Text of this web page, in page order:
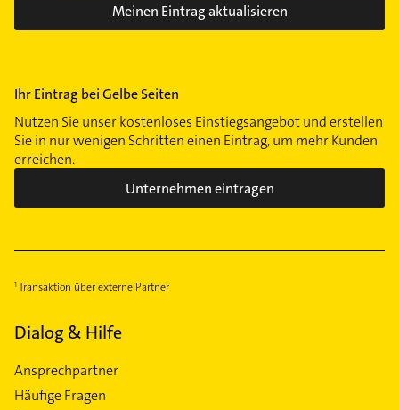
Meinen Eintrag aktualisieren
Ihr Eintrag bei Gelbe Seiten
Nutzen Sie unser kostenloses Einstiegsangebot und erstellen
Sie in nur wenigen Schritten einen Eintrag, um mehr Kunden
erreichen.
Unternehmen eintragen
Transaktion über externe Partner
Dialog & Hilfe
Ansprechpartner
Häufige Fragen